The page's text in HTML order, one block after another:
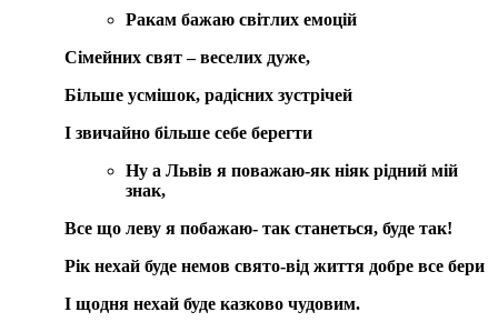
Ракам бажаю світлих емоцій
Сімейних свят – веселих дуже,
Більше усмішок, радісних зустрічей
І звичайно більше себе берегти
Ну а Львів я поважаю-як ніяк рідний мій
знак,
Все що леву я побажаю- так станеться, буде так!
Рік нехай буде немов свято-від життя добре все бери
І щодня нехай буде казково чудовим.